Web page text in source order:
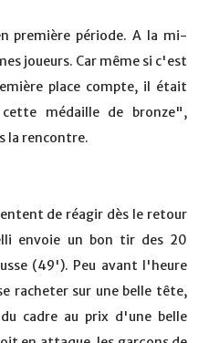
première période. A la mi-
joueurs. Car même si c'est
place compte, il était
médaille de bronze",
la rencontre.
de réagir dès le retour
envoie un bon tir des 20
(49'). Peu avant l'heure
racheter sur une belle tête,
cadre au prix d'une belle